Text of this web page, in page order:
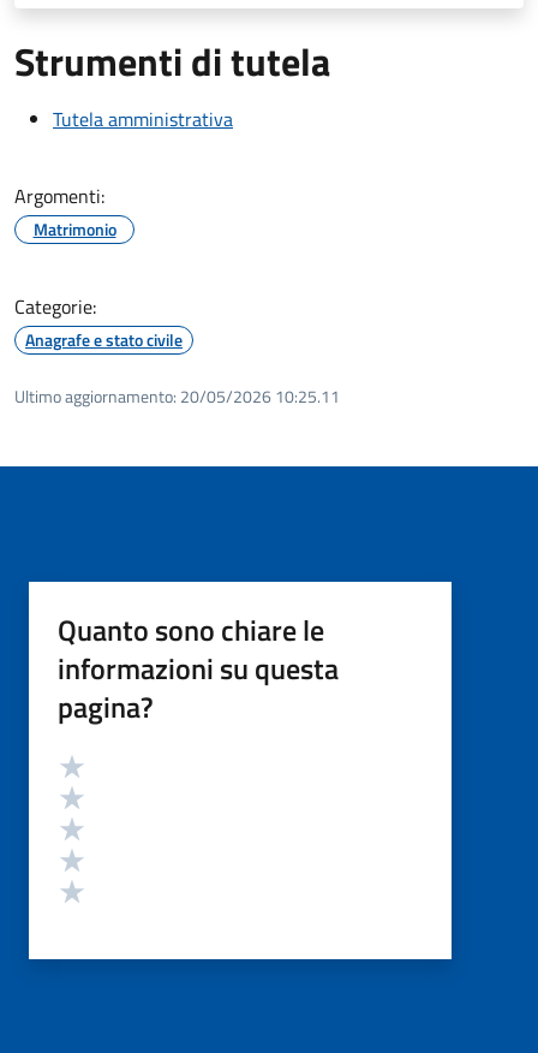
Strumenti di tutela
Tutela amministrativa
Argomenti:
Matrimonio
Categorie:
Anagrafe e stato civile
Ultimo aggiornamento: 20/05/2026 10:25.11
Quanto sono chiare le
informazioni su questa
pagina?
Valutazione